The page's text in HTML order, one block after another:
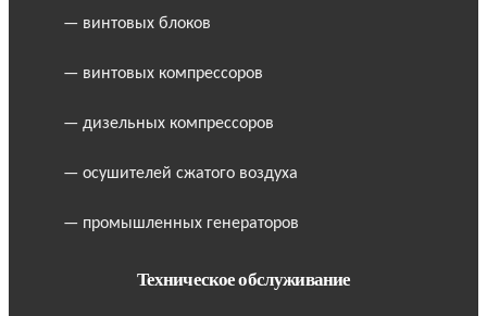
— винтовых блоков
— винтовых компрессоров
— дизельных компрессоров
— осушителей сжатого воздуха
— промышленных генераторов
Техническое обслуживание